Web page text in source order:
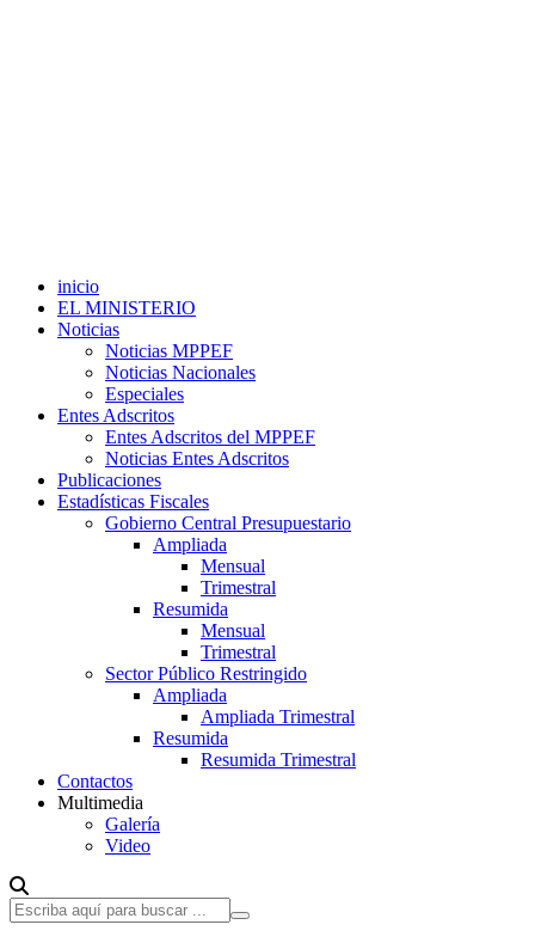
inicio
EL MINISTERIO
Noticias
Noticias MPPEF
Noticias Nacionales
Especiales
Entes Adscritos
Entes Adscritos del MPPEF
Noticias Entes Adscritos
Publicaciones
Estadísticas Fiscales
Gobierno Central Presupuestario
Ampliada
Mensual
Trimestral
Resumida
Mensual
Trimestral
Sector Público Restringido
Ampliada
Ampliada Trimestral
Resumida
Resumida Trimestral
Contactos
Multimedia
Galería
Video